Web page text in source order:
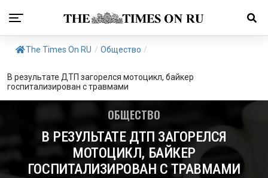
The Times On RU / Общество /
В результате ДТП загорелся мотоцикл, байкер
госпитализирован с травмами
ОБЩЕСТВО
В РЕЗУЛЬТАТЕ ДТП ЗАГОРЕЛСЯ
МОТОЦИКЛ, БАЙКЕР
ГОСПИТАЛИЗИРОВАН С ТРАВМАМИ